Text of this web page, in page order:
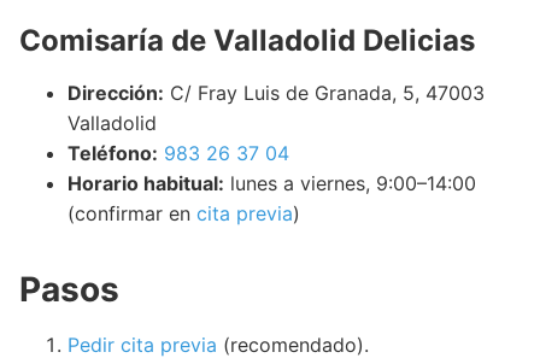
Comisaría de Valladolid Delicias
Dirección: C/ Fray Luis de Granada, 5, 47003
Valladolid
Teléfono: 983 26 37 04
Horario habitual: lunes a viernes, 9:00–14:00
(confirmar en cita previa)
Pasos
Pedir cita previa (recomendado).